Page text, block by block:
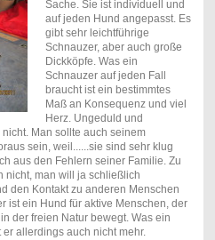
Sache. Sie ist individuell und
auf jeden Hund angepasst. Es
gibt sehr leichtführige
Schnauzer, aber auch große
Dickköpfe. Was ein
Schnauzer auf jeden Fall
braucht ist ein bestimmtes
Maß an Konsequenz und viel
Herz. Ungeduld und
Man sollte auch seinem
sein, weil......sie sind sehr klug
aus den Fehlern seiner Familie. Zu
nicht, man will ja schließlich
den Kontakt zu anderen Menschen
ist ein Hund für aktive Menschen, der
der freien Natur bewegt. Was ein
allerdings auch nicht mehr.